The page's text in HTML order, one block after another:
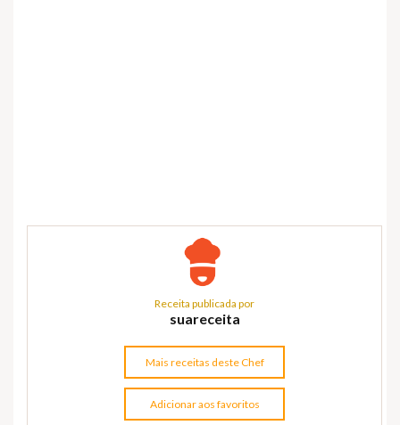
Receita publicada por
suareceita
Mais receitas deste Chef
Adicionar aos favoritos